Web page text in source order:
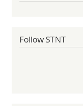
Follow STNT